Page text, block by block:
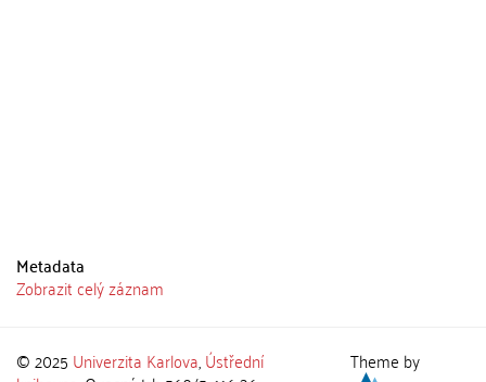
Metadata
Zobrazit celý záznam
© 2025 Univerzita Karlova,Ústřední Theme by